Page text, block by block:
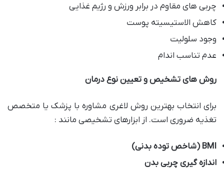
چربی های مقاوم در برابر ورزش و رژیم غذایی
کاهش الاستیسیته پوست
وجود سلولیت
عدم تناسب اندام
روش های تشخیص و تعیین نوع درمان
برای انتخاب بهترین روش لاغری مشاوره با پزشک یا متخصص
تغذیه ضروری است. از ابزارهای تشخیصی مانند :
BMI ( شاخص توده بدنی)
اندازه گیری چربی بدن